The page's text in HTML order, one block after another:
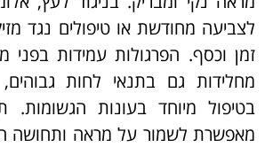
לצביעה מחודשת או טיפולים נגד
זמן וכסף. הפרגולות עמידות בפני
מחלידות גם בתנאי לחות
בטיפול מיוחד בעונות הגשומות.
מאפשרת לשמור על מראה ותחושה